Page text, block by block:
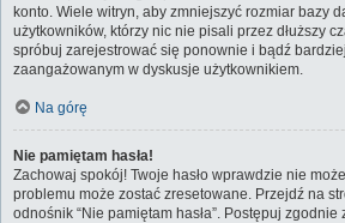
konto. Wiele witryn, aby zmniejszyć rozmiar bazy
użytkowników, którzy nic nie pisali przez dłuższy
spróbuj zarejestrować się ponownie i bądź
zaangażowanym w dyskusje użytkownikiem.
Na górę
Nie pamiętam hasła!
Zachowaj spokój! Twoje hasło wprawdzie nie
problemu może zostać zresetowane. Przejdź na
odnośnik “Nie pamiętam hasła”. Postępuj zgodnie